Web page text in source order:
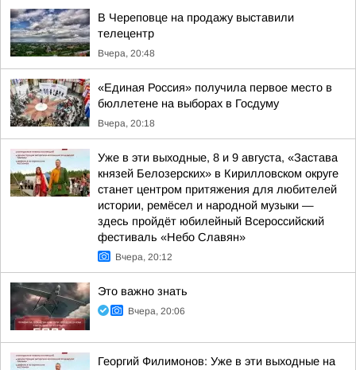
В Череповце на продажу выставили
телецентр
Вчера, 20:48
«Единая Россия» получила первое место в
бюллетене на выборах в Госдуму
Вчера, 20:18
Уже в эти выходные, 8 и 9 августа, «Застава
князей Белозерских» в Кирилловском округе
станет центром притяжения для любителей
истории, ремёсел и народной музыки —
здесь пройдёт юбилейный Всероссийский
фестиваль «Небо Славян»
Вчера, 20:12
Это важно знать
Вчера, 20:06
Георгий Филимонов: Уже в эти выходные на